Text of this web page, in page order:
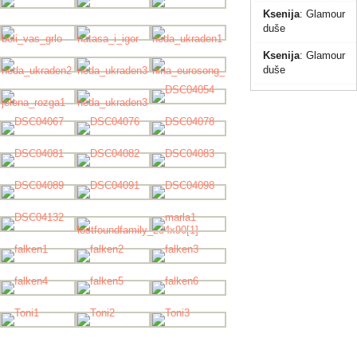
Ksenija: Glamour
duše
Ksenija: Glamour
duše